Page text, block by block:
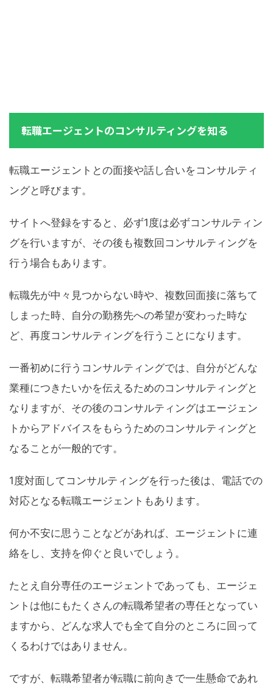
転職エージェントのコンサルティングを知る
転職エージェントとの面接や話し合いをコンサルティ
ングと呼びます。
サイトへ登録をすると、必ず1度は必ずコンサルティン
グを行いますが、その後も複数回コンサルティングを
行う場合もあります。
転職先が中々見つからない時や、複数回面接に落ちて
しまった時、自分の勤務先への希望が変わった時な
ど、再度コンサルティングを行うことになります。
一番初めに行うコンサルティングでは、自分がどんな
業種につきたいかを伝えるためのコンサルティングと
なりますが、その後のコンサルティングはエージェン
トからアドバイスをもらうためのコンサルティングと
なることが一般的です。
1度対面してコンサルティングを行った後は、電話での
対応となる転職エージェントもあります。
何か不安に思うことなどがあれば、エージェントに連
絡をし、支持を仰ぐと良いでしょう。
たとえ自分専任のエージェントであっても、エージェ
ントは他にもたくさんの転職希望者の専任となってい
ますから、どんな求人でも全て自分のところに回って
くるわけではありません。
ですが、転職希望者が転職に前向きで一生懸命であれ